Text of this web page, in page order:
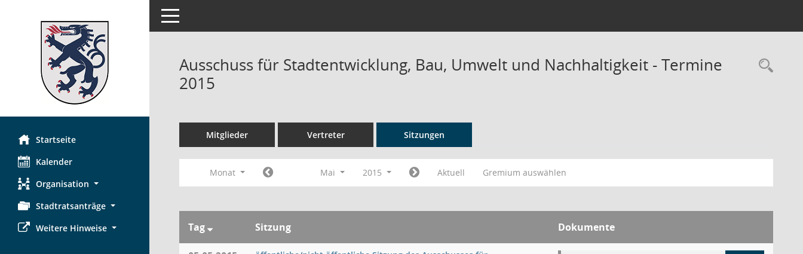
Startseite
Kalender
Organisation
Stadtratsanträge
Weitere Hinweise
Toggle navigation
Ausschuss für Stadtentwicklung, Bau, Umwelt und Nachhaltigkeit - Termine
2015
Mitglieder Vertreter Sitzungen
Monat Mai 2015 Aktuell Gremium auswählen
Tag Sitzung Dokumente